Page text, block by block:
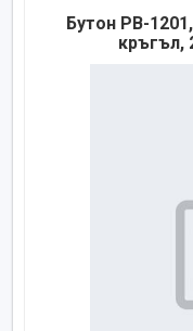
Бутон PB-
кръгъл,